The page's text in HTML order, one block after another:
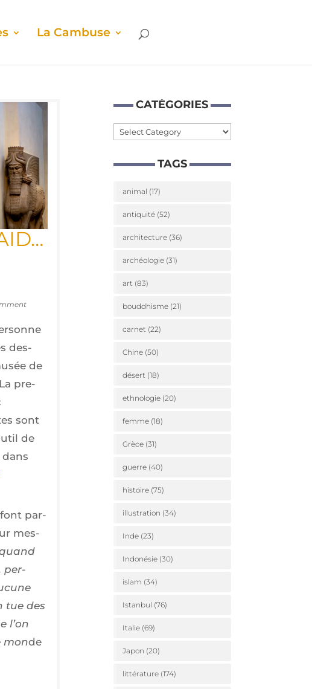
La Cam­buse
des­
de
pre­
sont
de
font par­
mes­
per­
tue des
l’on
monde
CATÉ­GO­RIES
Caté­
ries
TAGS
animal (17)
antiquité (52)
architecture (36)
archéologie (31)
art (83)
bouddhisme (21)
carnet (22)
Chine (50)
désert (18)
ethnologie (20)
femme (18)
Grèce (31)
guerre (40)
histoire (75)
illustration (34)
Inde (23)
Indonésie (30)
islam (34)
Istanbul (76)
Italie (69)
Japon (20)
littérature (174)